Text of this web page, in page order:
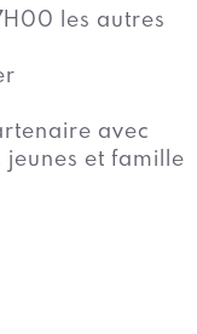
les autres
avec
et famille